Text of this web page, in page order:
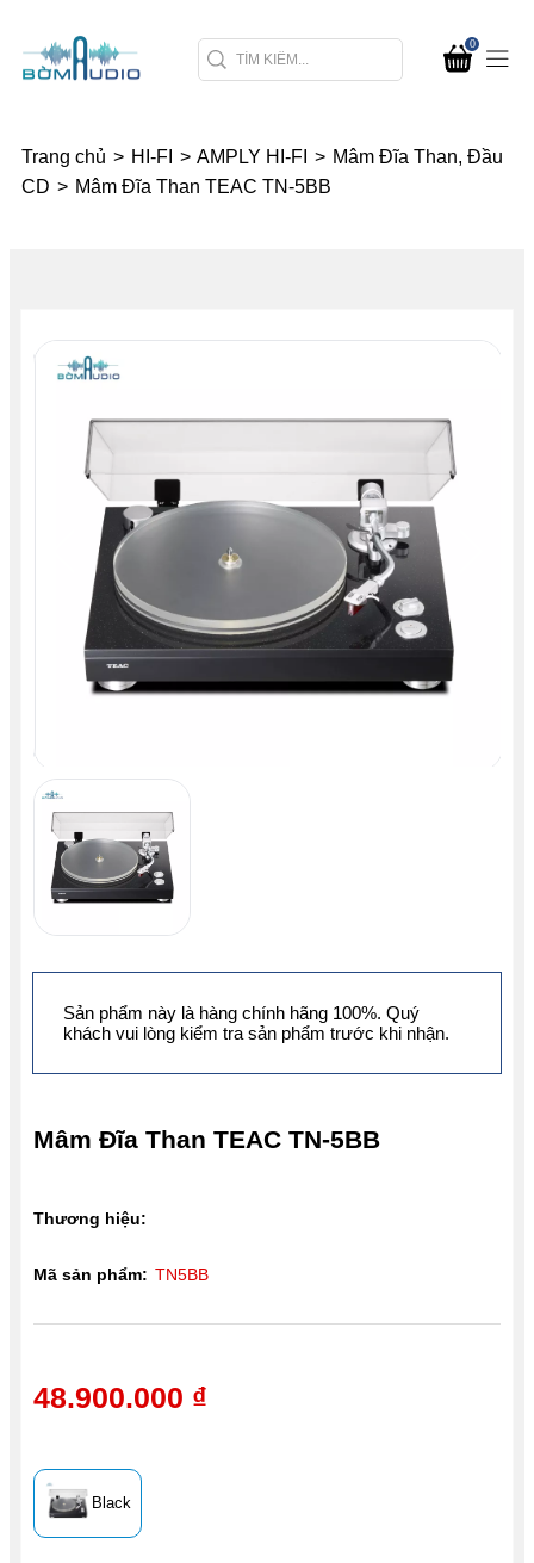
0
Trang chủ > HI-FI > AMPLY HI-FI > Mâm Đĩa Than, Đầu
CD > Mâm Đĩa Than TEAC TN-5BB
Mâm Đĩa Than TEAC TN-5BB
Black
48.900.000 ₫
Thương hiệu:
Mã sản phẩm: TN5BB
Sản phẩm này là hàng chính hãng 100%. Quý
khách vui lòng kiểm tra sản phẩm trước khi nhận.